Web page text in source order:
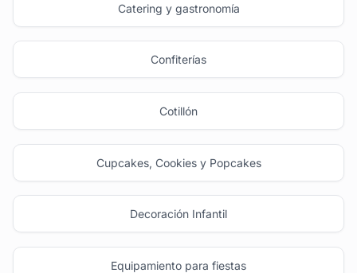
Catering y gastronomía
Confiterías
Cotillón
Cupcakes, Cookies y Popcakes
Decoración Infantil
Equipamiento para fiestas